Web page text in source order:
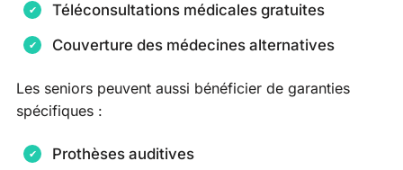
Téléconsultations médicales gratuites
Couverture des médecines alternatives
Les seniors peuvent aussi bénéficier de garanties
spécifiques :
Prothèses auditives